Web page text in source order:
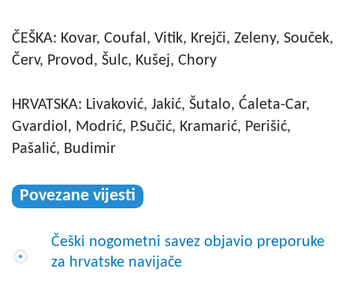
ČEŠKA: Kovar, Coufal, Vitik, Krejči, Zeleny, Souček,
Červ, Provod, Šulc, Kušej, Chory
HRVATSKA: Livaković, Jakić, Šutalo, Ćaleta-Car,
Gvardiol, Modrić, P.Sučić, Kramarić, Perišić,
Pašalić, Budimir
Povezane vijesti
Češki nogometni savez objavio preporuke
za hrvatske navijače